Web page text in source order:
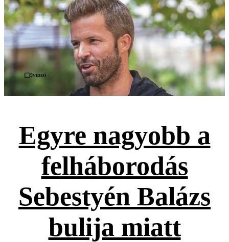
Videó
Egyre nagyobb a
felháborodás
Sebestyén Balázs
bulija miatt